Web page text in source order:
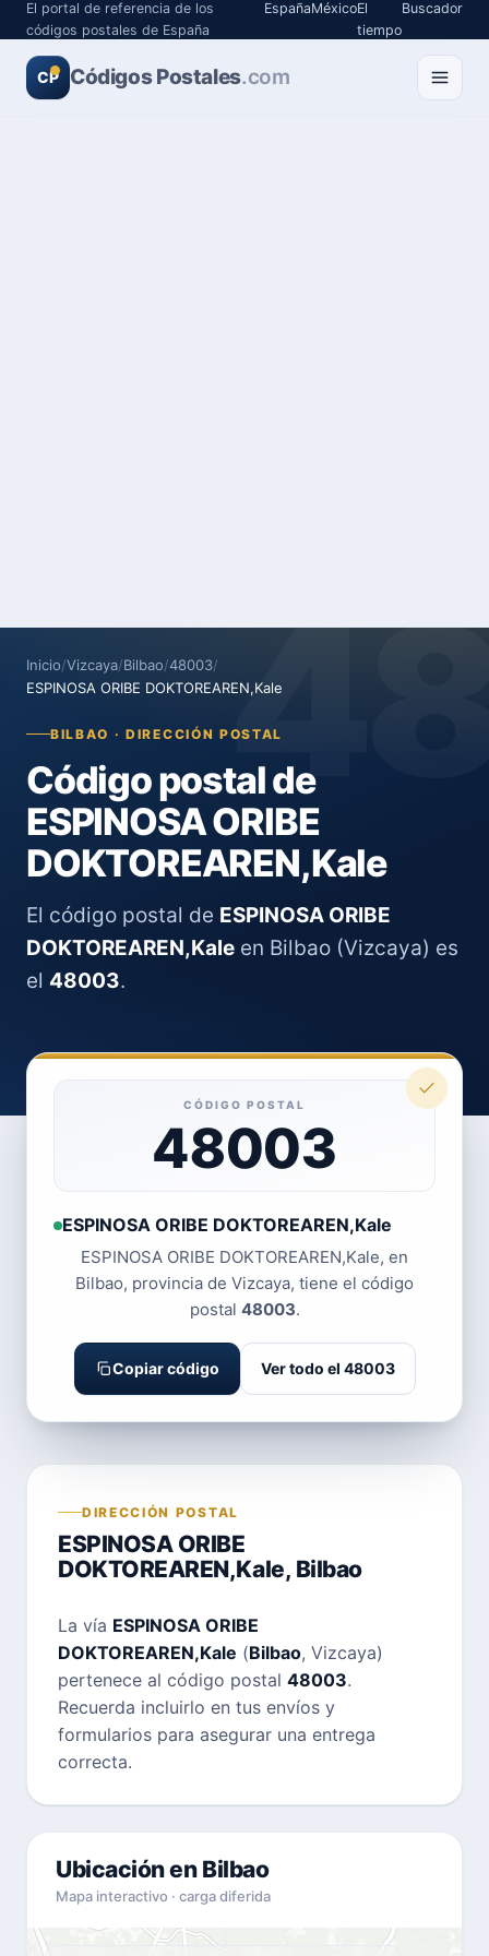
El portal de referencia de los
códigos postales de España
EspañaMéxicoEl
tiempo
Buscador
CP Códigos Postales.com
Inicio/Vizcaya/Bilbao/48003/
ESPINOSA ORIBE DOKTOREAREN,Kale
BILBAO · DIRECCIÓN POSTAL
Código postal de
ESPINOSA ORIBE
DOKTOREAREN,Kale
El código postal de ESPINOSA ORIBE
DOKTOREAREN,Kale en Bilbao (Vizcaya) es
el 48003.
CÓDIGO POSTAL
48003
ESPINOSA ORIBE DOKTOREAREN,Kale
ESPINOSA ORIBE DOKTOREAREN,Kale, en
Bilbao, provincia de Vizcaya, tiene el código
postal 48003.
Copiar código Ver todo el 48003
DIRECCIÓN POSTAL
ESPINOSA ORIBE
DOKTOREAREN,Kale, Bilbao
La vía ESPINOSA ORIBE
DOKTOREAREN,Kale (Bilbao, Vizcaya)
pertenece al código postal 48003.
Recuerda incluirlo en tus envíos y
formularios para asegurar una entrega
correcta.
Ubicación en Bilbao
Mapa interactivo · carga diferida